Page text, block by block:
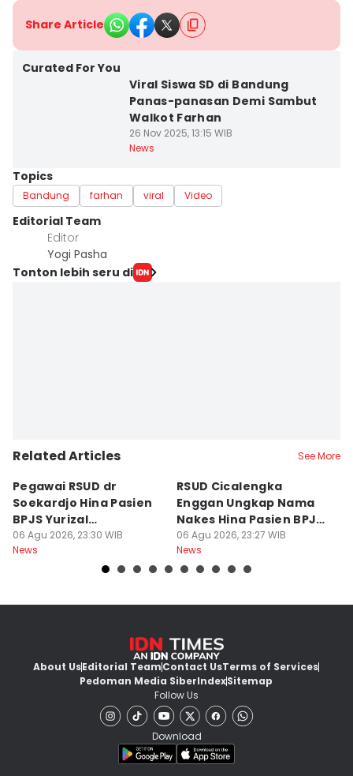
Share Article
Curated For You
Viral Siswa SD di Bandung
Panas-panasan Demi Sambut
Walkot Farhan
26 Nov 2025, 13:15 WIB
News
Topics
Bandung farhan viral Video
Editorial Team
Editor
Yogi Pasha
Tonton lebih seru di
Related Articles See More
Pegawai RSUD dr
Soekardjo Hina Pasien
BPJS Yurizal
Mengundurkan Diri
06 Agu 2026, 23:30 WIB
News
RSUD Cicalengka
Enggan Ungkap Nama
Nakes Hina Pasien BPJS
Yurizal
06 Agu 2026, 23:27 WIB
News
About UsEditorial TeamContact UsTerms of Services
Pedoman Media SiberIndexSitemap
Follow Us
Download